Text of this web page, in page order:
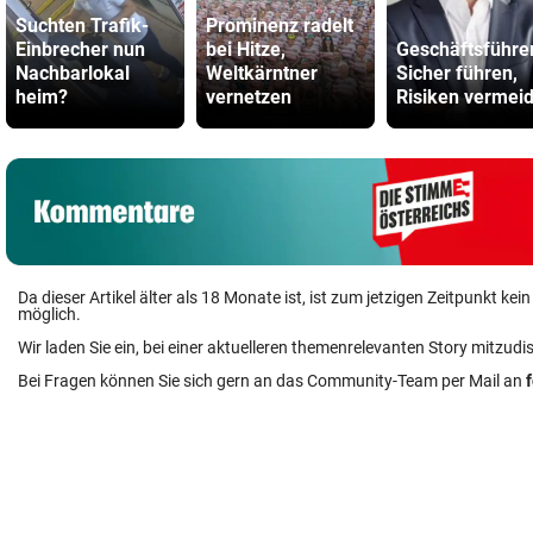
Suchten Trafik-
Einbrecher nun
Nachbarlokal
heim?
Prominenz radelt
bei Hitze,
Weltkärntner
vernetzen
Sicher führen,
Risiken
Da dieser Artikel älter als 18 Monate ist, ist zum jetzigen Zeitpunkt
möglich.
Wir laden Sie ein, bei einer aktuelleren themenrelevanten Story
Bei Fragen können Sie sich gern an das Community-Team per Mail an